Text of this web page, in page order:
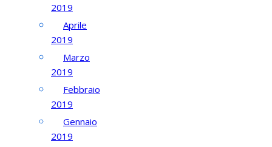
2019
Aprile
2019
Marzo
2019
Febbraio
2019
Gennaio
2019